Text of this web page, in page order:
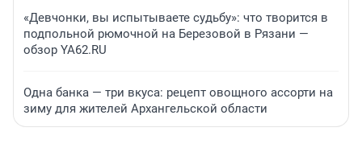
«Девчонки, вы испытываете судьбу»: что творится в
подпольной рюмочной на Березовой в Рязани —
обзор YA62.RU
Одна банка — три вкуса: рецепт овощного ассорти на
зиму для жителей Архангельской области